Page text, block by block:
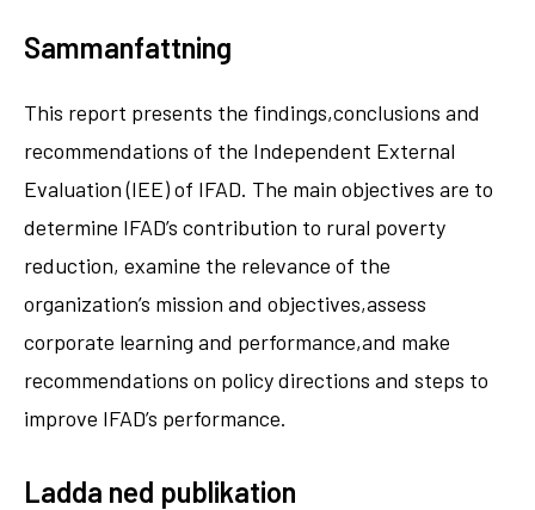
Sammanfattning
This report presents the findings,conclusions and
recommendations of the Independent External
Evaluation (IEE) of IFAD. The main objectives are to
determine IFAD’s contribution to rural poverty
reduction, examine the relevance of the
organization’s mission and objectives,assess
corporate learning and performance,and make
recommendations on policy directions and steps to
improve IFAD’s performance.
Ladda ned publikation